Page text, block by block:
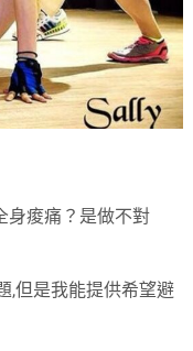
身痠痛？是做不對
,但是我能提供希望避